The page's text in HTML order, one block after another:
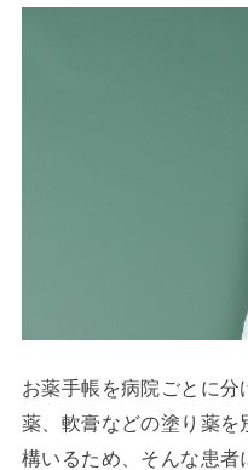
お薬手帳を病院ごとに分
薬、軟膏などの塗り薬
構いるため、そんな患